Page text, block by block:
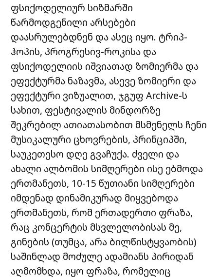
ფსიქოდელიურ სიზმარში
წარმოდგენილი არსებები
დაასრულებდნენ და ასეც იყო. ტრიპ-
ჰოპის, პროგრესივ-როკისა და
ფსიქოდელიის იშვიათად ზომიერმა და
ეფექტურმა ნაზავმა, ასევე ზომიერი და
ეფექტური ვიზუალით, ჯგუფ Archive-ს
სახით, ფესტივალის მინდორზე
შეკრებილ ათიათასობით მსმენელს ჩენი
მუსიკალური ცხოვრების, პრინციპში,
საუკეთესო დღე გვაჩუქა. ძველი და
ახალი ალბომის სიმღერები ისე ებმოდა
ერთმანეთს, 10-15 წუთიანი სიმღერები
იმდენად დინამიკურად მიყვებოდა
ერთმანეთს, რომ ერთადერთი ფრაზა,
რაც კონცერტის მსვლელობისას მე,
გინების (თუმცა, არა ბილწისტყვაობის)
საშინლად მოძულე ადამიანს პირიდან
აღმომხდა, იყო ფრაზა, რომელიც